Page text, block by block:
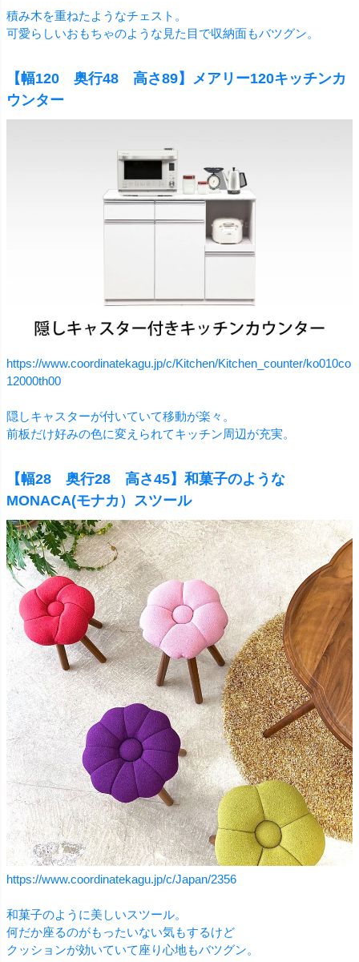
積み木を重ねたようなチェスト。
可愛らしいおもちゃのような見た目で収納面もバツグン。
【幅120 奥行48 高さ89】メアリー120キッチンカ
ウンター
https://www.coordinatekagu.jp/c/Kitchen/Kitchen_counter/ko010co
12000th00
隠しキャスターが付いていて移動が楽々。
前板だけ好みの色に変えられてキッチン周辺が充実。
【幅28 奥行28 高さ45】和菓子のような
MONACA(モナカ）スツール
https://www.coordinatekagu.jp/c/Japan/2356
和菓子のように美しいスツール。
何だか座るのがもったいない気もするけど
クッションが効いていて座り心地もバツグン。